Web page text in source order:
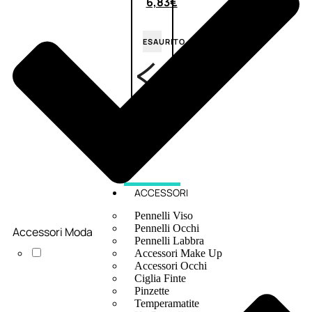
ESAURITO
ACCESSORI
Pennelli Viso
Pennelli Occhi
Pennelli Labbra
Accessori Make Up
Accessori Occhi
Ciglia Finte
Pinzette
Temperamatite
Accessori Moda